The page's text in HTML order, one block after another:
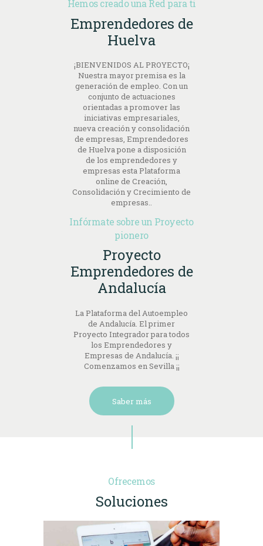
Hemos creado una Red para ti
Emprendedores de
Huelva
¡BIENVENIDOS AL PROYECTO¡
Nuestra mayor premisa es la
generación de empleo. Con un
conjunto de actuaciones
orientadas a promover las
iniciativas empresariales,
nueva creación y consolidación
de empresas, Emprendedores
de Huelva pone a disposición
de los emprendedores y
empresas esta Plataforma
online de Creación,
Consolidación y Crecimiento de
empresas..
Infórmate sobre un Proyecto
pionero
Proyecto
Emprendedores de
Andalucía
La Plataforma del Autoempleo
de Andalucía. El primer
Proyecto Integrador para todos
los Emprendedores y
Empresas de Andalucía. ¡¡
Comenzamos en Sevilla ¡¡
Saber más
Ofrecemos
Soluciones